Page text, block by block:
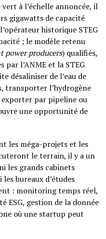
à l’échelle annoncée, il
gigawatts de capacité
historique STEG
; le modèle retenu
power producers) qualifiés,
par l’ANME et la STEG
désaliniser de l’eau de
transporter l’hydrogène
par pipeline ou
une opportunité de
les méga-projets et les
le terrain, il y a un
les grands cabinets
bureaux d’études
: monitoring temps réel,
ESG, gestion de la donnée
où une startup peut